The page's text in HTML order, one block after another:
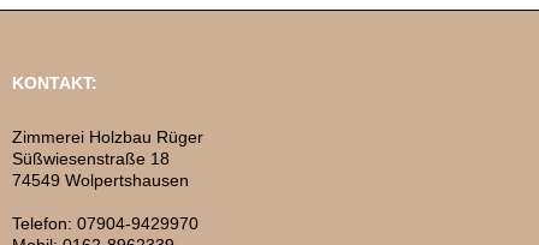
KONTAKT:
Zimmerei Holzbau Rüger
Süßwiesenstraße 18
74549 Wolpertshausen
Telefon: 07904-9429970